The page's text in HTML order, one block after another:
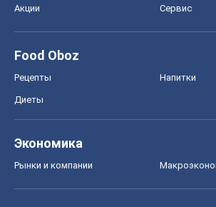
Акции Сервис
Food Oboz
Рецепты Напитки
Диеты
Экономика
Рынки и компании